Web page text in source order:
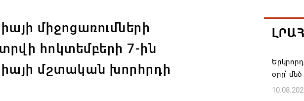
միջոցառումների
հոկտեմբերի 7-ին
մշտական խորհրդի
օրը՝